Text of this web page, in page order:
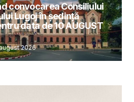
convocarea Consiliului
Lugoj în şedinţă
data de 10 AUGUST
2026